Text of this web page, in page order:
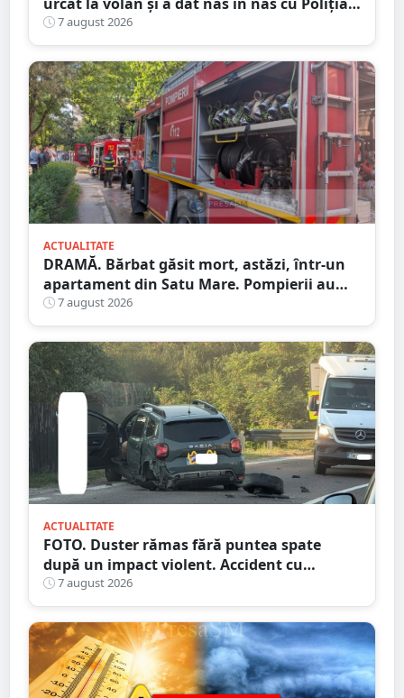
Satu Mare
7 august 2026
ACTUALITATE
DRAMĂ. Bărbat găsit mort, astăzi, într-un
apartament din Satu Mare. Pompierii au
spart ușa
7 august 2026
ACTUALITATE
FOTO. Duster rămas fără puntea spate
după un impact violent. Accident cu
implicarea unei mașini din Satu Mare
7 august 2026